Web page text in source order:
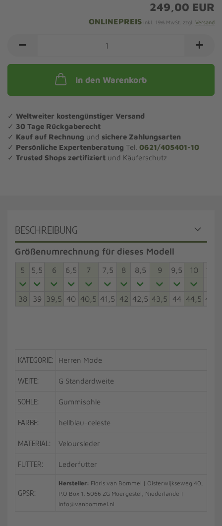
249,00 EUR
ONLINEPREIS inkl. 19% MwSt. zzgl. Versand
In den Warenkorb
✓ Weltweiter kostengünstiger Versand
✓ 30 Tage Rückgaberecht
✓ Kauf auf Rechnung und sichere Zahlungsarten
✓ Persönliche Expertenberatung Tel. 0621/405401-10
✓ Trusted Shops zertifiziert und Käuferschutz
BESCHREIBUNG
Größenumrechnung für dieses Modell
5 5,5 6 6,5 7 7,5 8 8,5 9 9,5 10
38 39 39,5 40 40,5 41,5 42 42,5 43,5 44 44,5 45,5
KATEGORIE: Herren Mode
WEITE: G Standardweite
SOHLE: Gummisohle
FARBE: hellblau-celeste
MATERIAL: Veloursleder
FUTTER: Lederfutter
GPSR:
Hersteller: Floris van Bommel | Oisterwijkseweg 40,
P.O Box 1, 5066 ZG Moergestel, Niederlande |
info@vanbommel.nl